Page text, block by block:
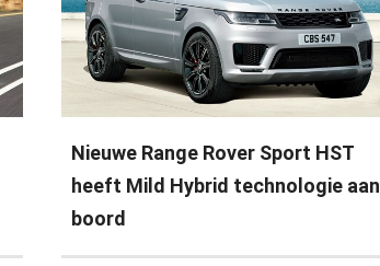
Nieuwe Range Rover Sport HST
heeft Mild Hybrid technologie aan
boord